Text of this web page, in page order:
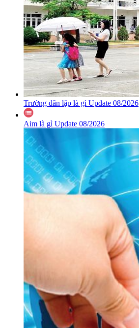
Trường dân lập là gì Update 08/2026
Aim là gì Update 08/2026